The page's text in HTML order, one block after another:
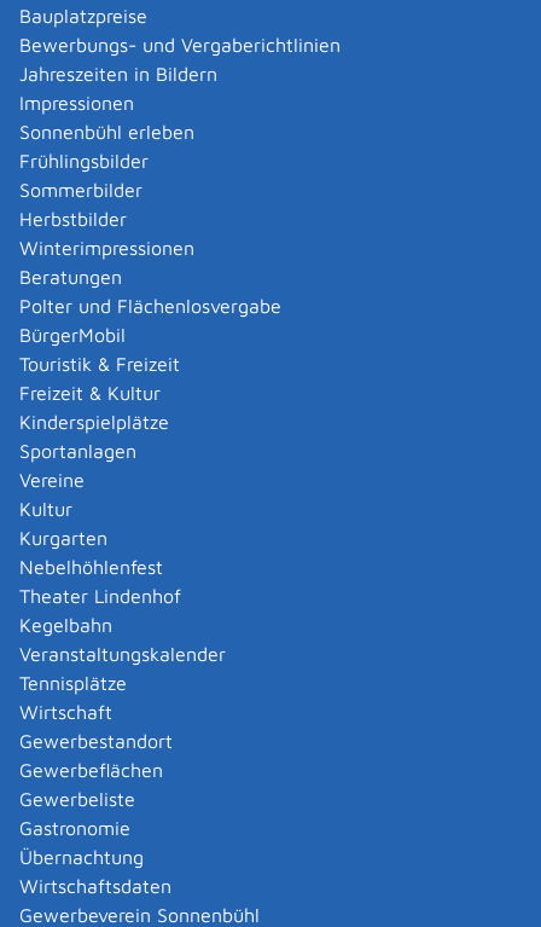
Bauplatzpreise
Bewerbungs- und Vergaberichtlinien
Jahreszeiten in Bildern
Impressionen
Sonnenbühl erleben
Frühlingsbilder
Sommerbilder
Herbstbilder
Winterimpressionen
Beratungen
Polter und Flächenlosvergabe
BürgerMobil
Touristik & Freizeit
Freizeit & Kultur
Kinderspielplätze
Sportanlagen
Vereine
Kultur
Kurgarten
Nebelhöhlenfest
Theater Lindenhof
Kegelbahn
Veranstaltungskalender
Tennisplätze
Wirtschaft
Gewerbestandort
Gewerbeflächen
Gewerbeliste
Gastronomie
Übernachtung
Wirtschaftsdaten
Gewerbeverein Sonnenbühl
die untere Baurechtsbehörde
Untere Baurechtsbehörde ist je nach Ort, in dem das
Bauvorhaben liegt:
die Gemeinde-/Stadtverwaltung oder
das Landratsamt.
Landratsamt Reutlingen
Leistungsdetails
Voraussetzungen
Ihr Bauvorhaben ist nicht verfahrensfrei.
Das Bauvorhaben liegt im Geltungsbereich eines
Bebauungsplanes, der mindestens Festsetzungen
enthält über
die Art (zum Beispiel Wohnen, Gewerbe) und
die örtlichen Verkehrsflächen.
Das Vorhaben darf den Festsetzungen des
Bebauungsplans nicht widersprechen.
Es handelt sich um eines der folgenden
Bauvorhaben:
ein Wohngebäude
ein freistehendes Gebäude mit einer Höhe bis
zu 7 Meter und nicht mehr als zwei
der Landesbauordnung), ausgenommen
Gaststätten
ein freistehendes land- oder forstwirtschaftlich